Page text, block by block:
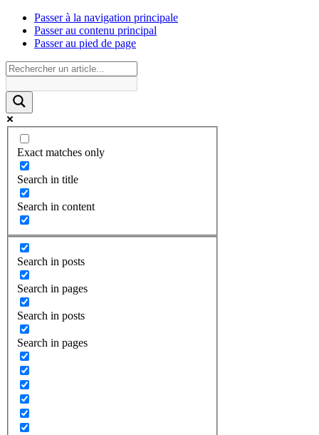
Passer à la navigation principale
Passer au contenu principal
Passer au pied de page
Exact matches only
Search in title
Search in content
Search in posts
Search in pages
Search in posts
Search in pages